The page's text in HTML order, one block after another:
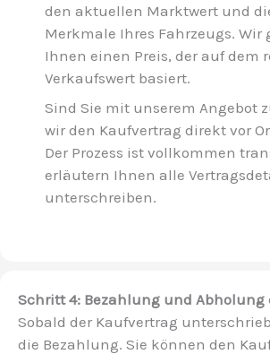
den aktuellen Marktwert und
Merkmale Ihres Fahrzeugs. Wir
Ihnen einen Preis, der auf dem
Verkaufswert basiert.
Sind Sie mit unserem Angebot
wir den Kaufvertrag direkt vor
Der Prozess ist vollkommen
erläutern Ihnen alle
unterschreiben.
Schritt 4: Bezahlung und Abholung
Sobald der Kaufvertrag
die Bezahlung. Sie können den